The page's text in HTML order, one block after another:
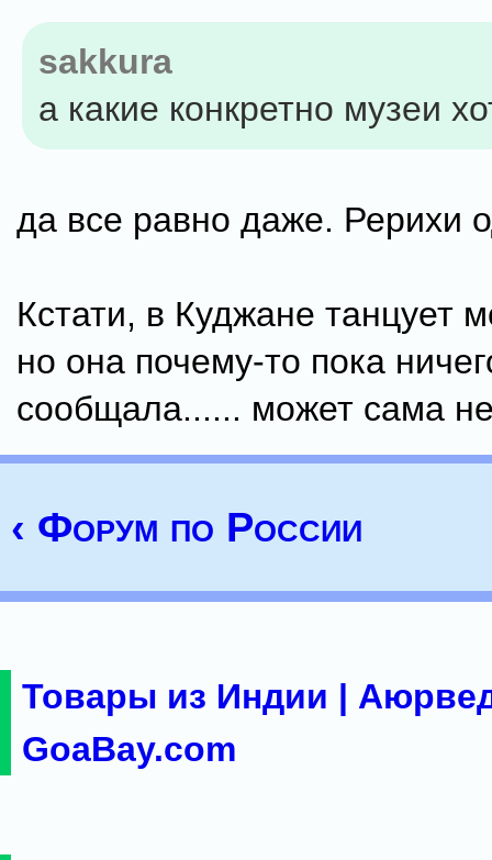
sakkura
а какие конкретно музеи
да все равно даже. Рерихи
Кстати, в Куджане танцует
но она почему-то пока
сообщала...... может сама
‹ Форум по России
Товары из Индии |
GoaBay.com